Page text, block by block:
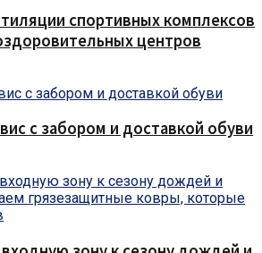
спортивных комплексов
центров
с забором и доставкой обуви